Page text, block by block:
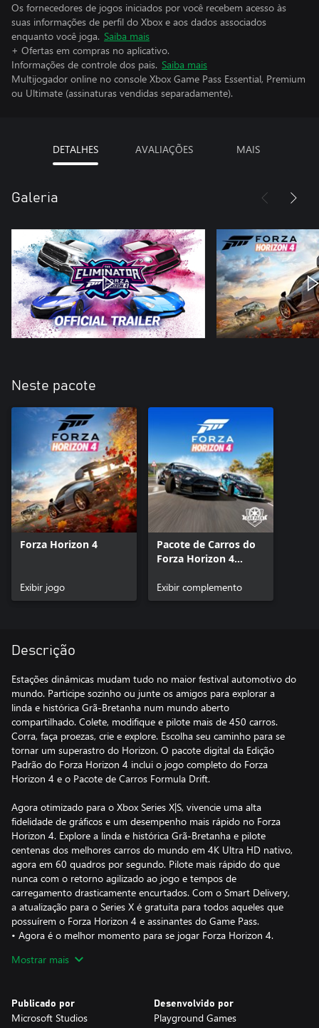
Os fornecedores de jogos iniciados por você recebem acesso às
suas informações de perfil do Xbox e aos dados associados
enquanto você joga. Saiba mais
+ Ofertas em compras no aplicativo.
Informações de controle dos pais. Saiba mais
Multijogador online no console Xbox Game Pass Essential, Premium
ou Ultimate (assinaturas vendidas separadamente).
DETALHES AVALIAÇÕES MAIS
Galeria
Neste pacote
Forza Horizon 4
Exibir jogo
Pacote de Carros do
Forza Horizon 4
Exibir complemento
Descrição
Estações dinâmicas mudam tudo no maior festival automotivo do
mundo. Participe sozinho ou junte os amigos para explorar a
linda e histórica Grã-Bretanha num mundo aberto
compartilhado. Colete, modifique e pilote mais de 450 carros.
Corra, faça proezas, crie e explore. Escolha seu caminho para se
tornar um superastro do Horizon. O pacote digital da Edição
Padrão do Forza Horizon 4 inclui o jogo completo do Forza
Horizon 4 e o Pacote de Carros Formula Drift.
Agora otimizado para o Xbox Series X|S, vivencie uma alta
fidelidade de gráficos e um desempenho mais rápido no Forza
Horizon 4. Explore a linda e histórica Grã-Bretanha e pilote
centenas dos melhores carros do mundo em 4K Ultra HD nativo,
agora em 60 quadros por segundo. Pilote mais rápido do que
nunca com o retorno agilizado ao jogo e tempos de
carregamento drasticamente encurtados. Com o Smart Delivery,
a atualização para o Series X é gratuita para todos aqueles que
possuírem o Forza Horizon 4 e assinantes do Game Pass.
• Agora é o melhor momento para se jogar Forza Horizon 4.
melhores carros do mundo em 4K Ultra HD nativo, agora em 60
fidelidade de gráficos em longas distâncias como nunca antes.
• Pilote mais rápido do que nunca com o retorno agilizado ao
Mostrar mais
Publicado por
Microsoft Studios
Desenvolvido por
Playground Games